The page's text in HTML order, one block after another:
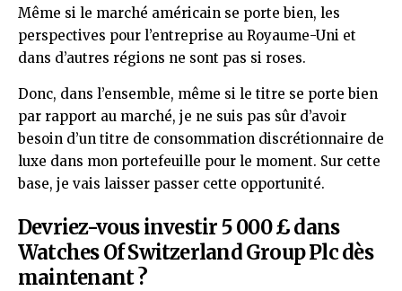
Même si le marché américain se porte bien, les
perspectives pour l’entreprise au Royaume-Uni et
dans d’autres régions ne sont pas si roses.
Donc, dans l’ensemble, même si le titre se porte bien
par rapport au marché, je ne suis pas sûr d’avoir
besoin d’un titre de consommation discrétionnaire de
luxe dans mon portefeuille pour le moment. Sur cette
base, je vais laisser passer cette opportunité.
Devriez-vous investir 5 000 £ dans
Watches Of Switzerland Group Plc dès
maintenant ?